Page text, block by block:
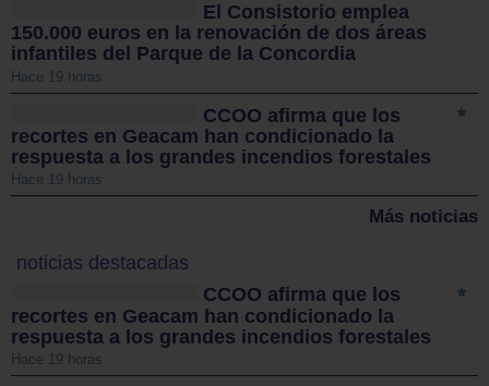
El Consistorio emplea
150.000 euros en la renovación de dos áreas
infantiles del Parque de la Concordia
Hace 19 horas
CCOO afirma que los
recortes en Geacam han condicionado la
respuesta a los grandes incendios forestales
Hace 19 horas
Más noticias
noticias destacadas
CCOO afirma que los
recortes en Geacam han condicionado la
respuesta a los grandes incendios forestales
Hace 19 horas